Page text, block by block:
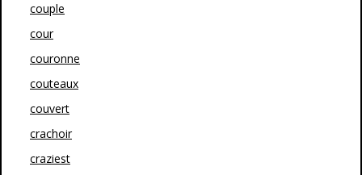
couple
cour
couronne
couteaux
couvert
crachoir
craziest